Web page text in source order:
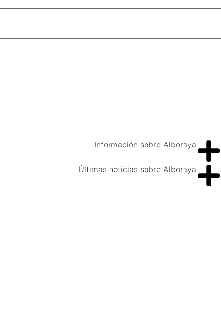
Información sobre Alboraya
Últimas noticias sobre Alboraya